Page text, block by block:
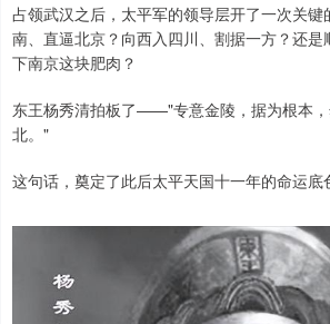
占领武汉之后，太平军的领导层开了一次关
南、直逼北京？向西入四川、割据一方？还
下南京这块肥肉？
东王杨秀清拍板了——"专意金陵，据为根本
北。"
这句话，奠定了此后太平天国十一年的命运底